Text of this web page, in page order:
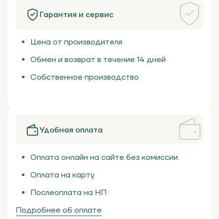
грузов.
Устройство для заклеивания ускоряет и упрощает процессы
подготовки товаров к отправке. Его можно совмещать с
классический прозрачный.
не прикладывать усилий и все операции выполнять одной
Конструкция машинки для скотча продумана так, чтобы
Гарантия и сервис
Цена от производителя
Обмен и возврат в течение 14 дней
Собственное производство
Удобная оплата
Оплата онлайн на сайте без комиссии
Оплата на карту
Послеоплата на НП
Подробнее об оплате